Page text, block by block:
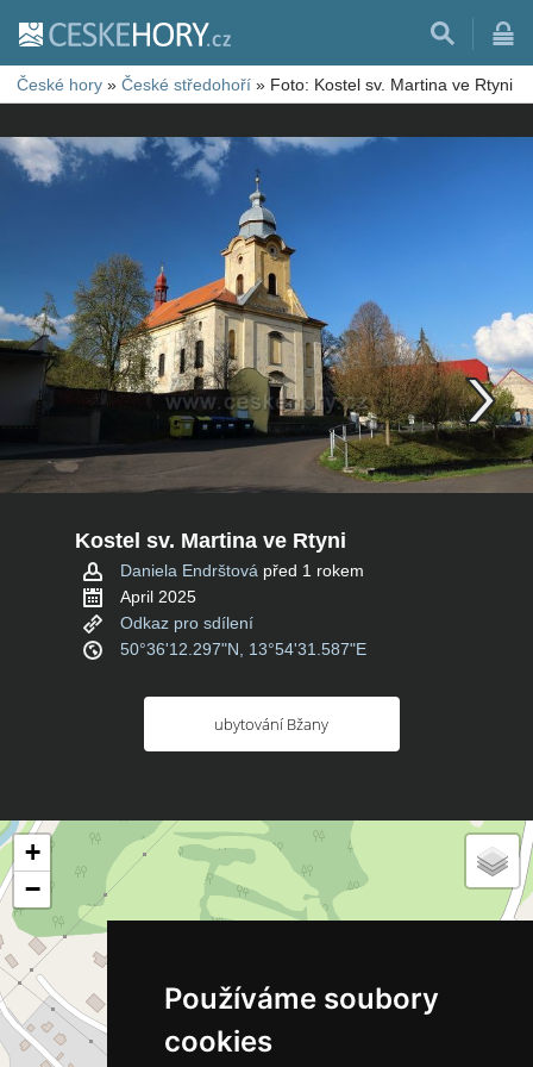
Používáme soubory
cookies
České hory » České středohoří » Foto: Kostel sv. Martina ve Rtyni
Kostel sv. Martina ve Rtyni
Daniela Endrštová před 1 rokem
April 2025
Odkaz pro sdílení
50°36'12.297"N, 13°54'31.587"E
ubytování Bžany
+
−